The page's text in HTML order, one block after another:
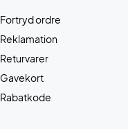
Fortryd ordre
Reklamation
Returvarer
Gavekort
Rabatkode